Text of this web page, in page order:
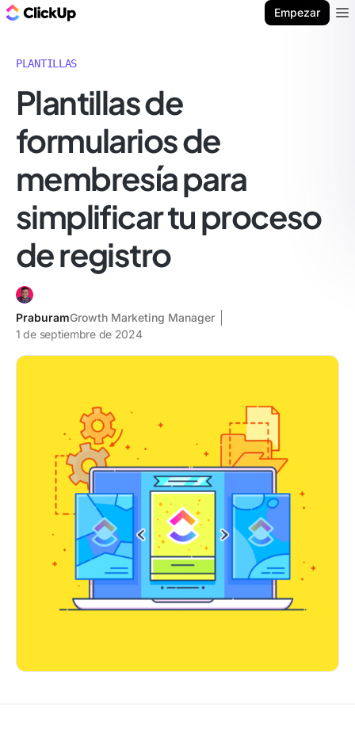
Empezar
PLANTILLAS
Plantillas de
formularios de
membresía para
simplificar tu proceso
de registro
PraburamGrowth Marketing Manager
1 de septiembre de 2024